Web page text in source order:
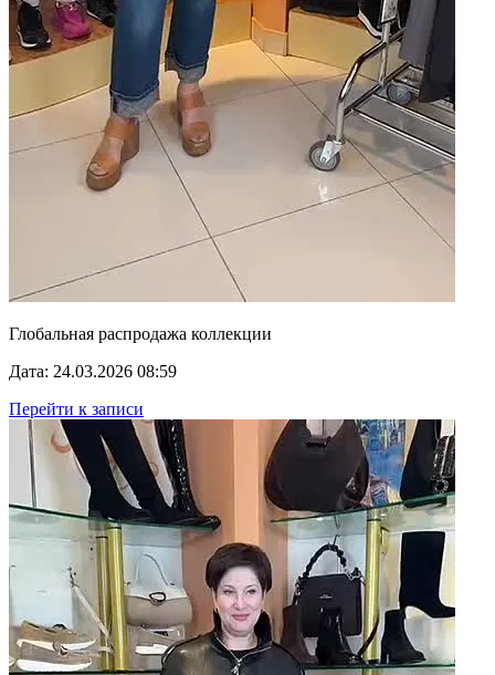
Глобальная распродажа коллекции
Дата: 24.03.2026 08:59
Перейти к записи